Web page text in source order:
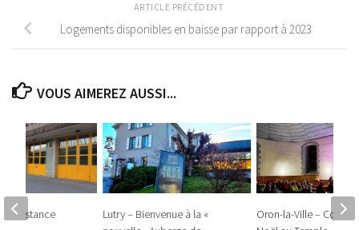
ARTICLE PRÉCÉDENT
Logements disponibles en baisse par rapport à 2023
VOUS AIMEREZ AUSSI...
Lutry – Bienvenue à la «
Oron-la-Ville –
à distance